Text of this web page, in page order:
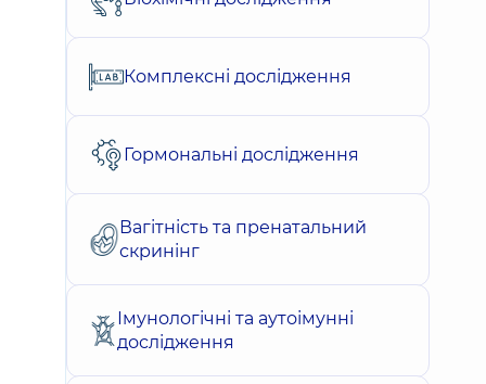
Комплексні дослідження
Гормональні дослідження
Вагітність та пренатальний
скринінг
Імунологічні та аутоімунні
дослідження